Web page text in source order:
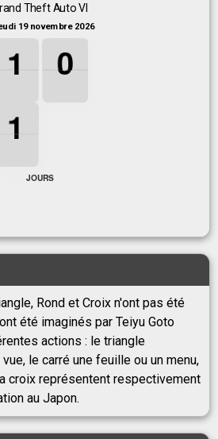
Theft Auto VI
19 novembre 2026
1
1
1
1 0
0
0
0
1
1
1
1
JOURS
Rond et Croix n'ont pas été
été imaginés par Teiyu Goto
actions : le triangle
le carré une feuille ou un menu,
croix représentent respectivement
au Japon.